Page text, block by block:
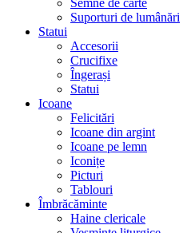
Suporturi de lumânări
Statui
Accesorii
Crucifixe
Îngerași
Statui
Icoane
Felicitări
Icoane din argint
Icoane pe lemn
Iconițe
Picturi
Tablouri
Îmbrăcăminte
Haine clericale